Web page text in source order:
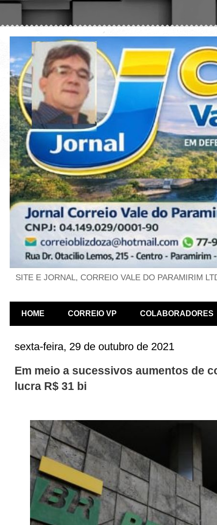
SITE E JORNAL, CORREIO VALE DO PARAMIRIM
HOME CORREIO VP COLABORADORES
sexta-feira, 29 de outubro de 2021
Em meio a sucessivos aumentos de
lucra R$ 31 bi